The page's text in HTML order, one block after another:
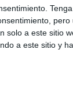
solo a este sitio
a este sitio y
en términos de
media actual